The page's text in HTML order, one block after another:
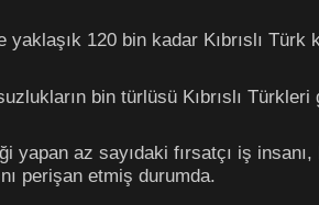
120 bin kadar Kıbrıslı Türk
bin türlüsü Kıbrıslı Türkleri
yapan az sayıdaki fırsatçı iş
perişan etmiş durumda.